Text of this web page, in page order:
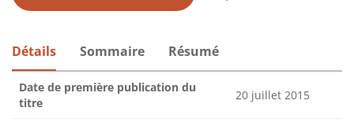
Détails Sommaire Résumé
Date de première publication du
titre
20 juillet 2015